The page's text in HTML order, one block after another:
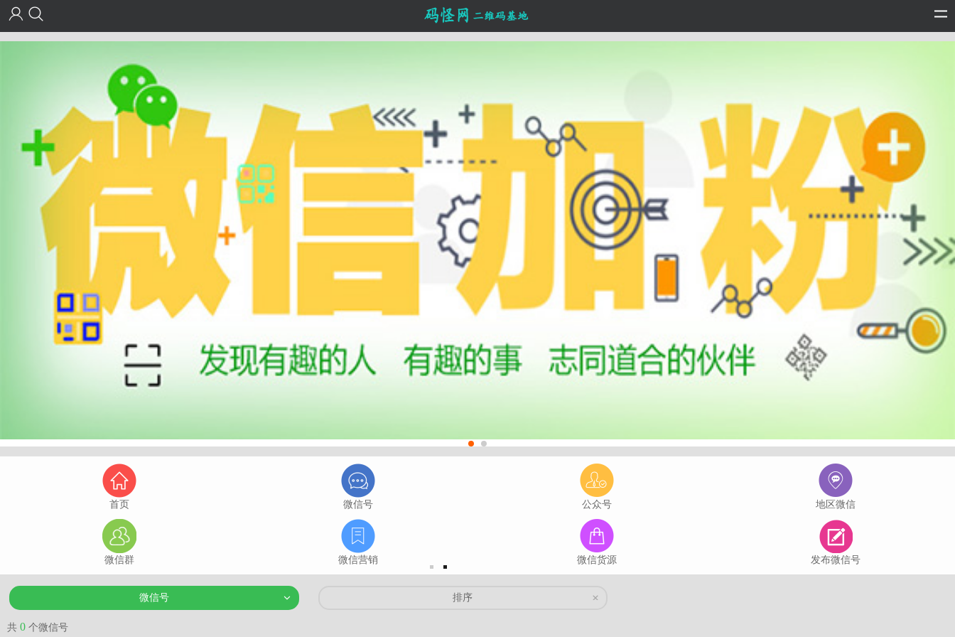
首页 微信号 公众号 地区微信
微信群 微信营销 微信货源 发布微信号
微信号 排序
共 0 个微信号